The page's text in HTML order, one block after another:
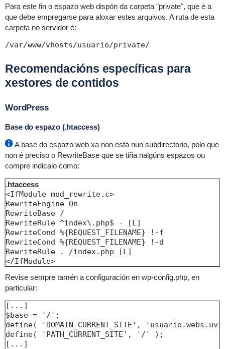
Para este fin o espazo web dispón da carpeta "private", que é a
que debe empregarse para aloxar estes arquivos. A ruta de esta
carpeta no servidor é:
/var/www/vhosts/usuario/private/
Recomendacións específicas para
xestores de contidos
WordPress
Base do espazo (.htaccess)
A base do espazo web xa non está nun subdirectorio, polo que
non é preciso o RewriteBase que se tiña nalgúns espazos ou
compre indicalo como:
.htaccess
<IfModule mod_rewrite.c>
RewriteEngine On
RewriteBase /
RewriteRule ^index\.php$ - [L]
RewriteCond %{REQUEST_FILENAME} !-f
RewriteCond %{REQUEST_FILENAME} !-d
RewriteRule . /index.php [L]
</IfModule>
Revise sempre tamén a configuración en wp-config.php, en
particular:
[...]
$base = '/';
define( 'DOMAIN_CURRENT_SITE',
define( 'PATH_CURRENT_SITE', '/' );
[...]